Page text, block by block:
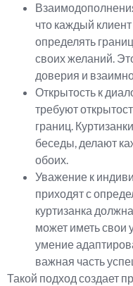
что каждый
определять
своих желаний.
доверия и
Открытость к
требуют
границ.
беседы, делают
обоих.
Уважение к
приходят с
куртизанка
может иметь свои
умение
важная часть
Такой подход создает